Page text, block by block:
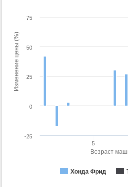
Возраст
Изменение цены (%)
Хонда Фрид
5
0
-25
25
50
75